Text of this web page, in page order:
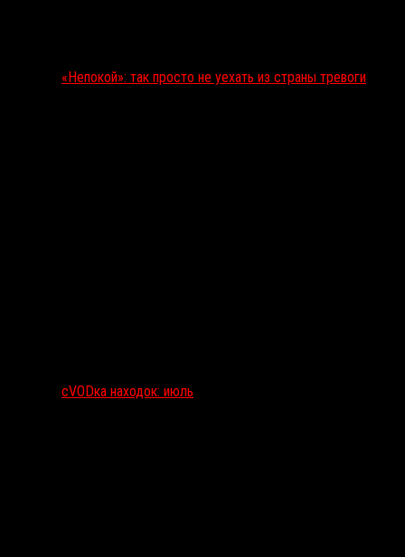
«Непокой»: так просто не уехать из страны тревоги
сVODка находок: июль